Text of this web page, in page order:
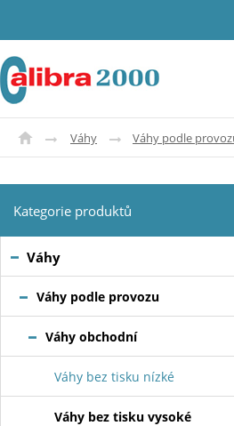
Váhy Váhy podle
Kategorie produktů
Váhy
Váhy podle provozu
Váhy obchodní
Váhy bez tisku nízké
Váhy bez tisku vysoké